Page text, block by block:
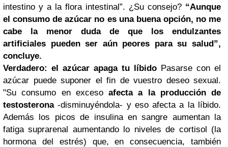
intestino y a la flora intestinal”. ¿Su consejo? “Aunque
el consumo de azúcar no es una buena opción, no me
cabe la menor duda de que los endulzantes
artificiales pueden ser aún peores para su salud”,
concluye.
Verdadero: el azúcar apaga tu líbido Pasarse con el
azúcar puede suponer el fin de vuestro deseo sexual.
"Su consumo en exceso afecta a la producción de
testosterona-disminuyéndola- y eso afecta a la líbido.
Además los picos de insulina en sangre aumentan la
fatiga suprarenal aumentando lo niveles de cortisol (la
hormona del estrés) que, en consecuencia, también